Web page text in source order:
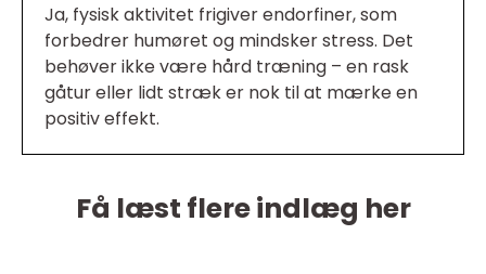
Ja, fysisk aktivitet frigiver endorfiner, som
forbedrer humøret og mindsker stress. Det
behøver ikke være hård træning – en rask
gåtur eller lidt stræk er nok til at mærke en
positiv effekt.
Få læst flere indlæg her